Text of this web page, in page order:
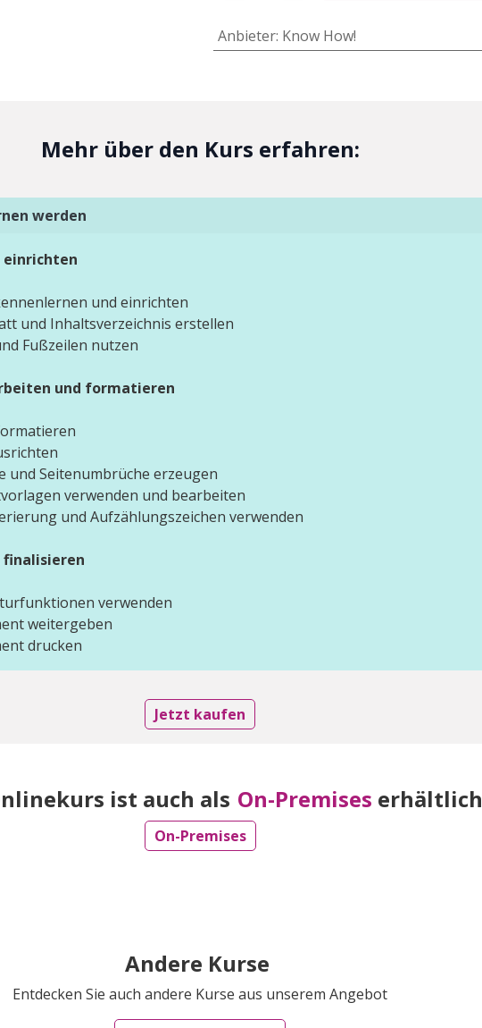
Anbieter: Know How!
Mehr über den Kurs erfahren:
werden
einrichten
und einrichten
und Inhaltsverzeichnis erstellen
Fußzeilen nutzen
und formatieren
und Seitenumbrüche erzeugen
verwenden und bearbeiten
und Aufzählungszeichen verwenden
verwenden
weitergeben
drucken
Jetzt kaufen
ist auch als On-Premises erhältlich
On-Premises
Andere Kurse
Entdecken Sie auch andere Kurse aus unserem Angebot